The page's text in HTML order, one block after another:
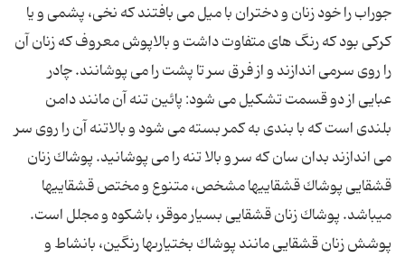
جوراب را خود زنان و دختران با میل می بافتند که نخی، پشمی و یا
کرکی بود که رنگ های متفاوت داشت و بالاپوش معروف که زنان آن
را روی سرمی اندازند و از فرق سر تا پشت را می پوشانند. چادر
عبایی از دو قسمت تشکیل می شود: پائین تنه آن مانند دامن
بلندی است که با بندی به کمر بسته می شود و بالاتنه آن را روی سر
می اندازند بدان سان که سر و بالا تنه را می پوشانید. پوشاك زنان
قشقایى پوشاك قشقایى‏ها مشخص، متنوع و مختص قشقایى‏ها
مى‏باشد. پوشاك زنان قشقایى بسیار موقر، باشكوه و مجلل است.
پوشش زنان قشقایى مانند پوشاك بختیارى‏ها رنگین، بانشاط و